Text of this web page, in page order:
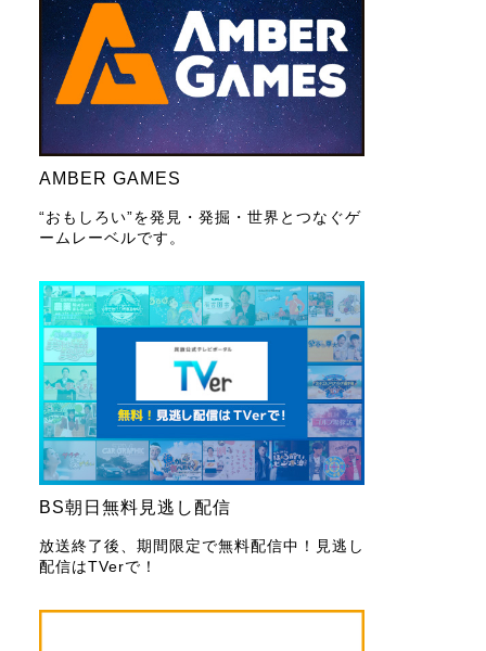
AMBER GAMES
“おもしろい”を発見・発掘・世界とつなぐゲ
ームレーベルです。
BS朝日無料見逃し配信
放送終了後、期間限定で無料配信中！見逃し
配信はTVerで！